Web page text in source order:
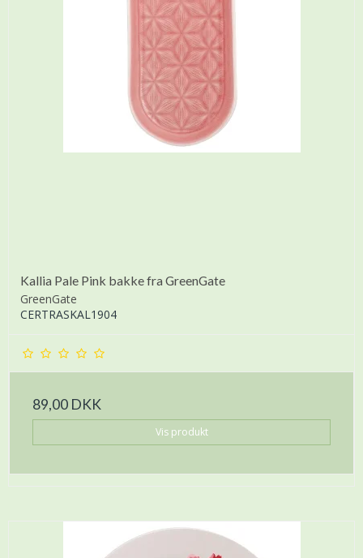
Kallia Pale Pink bakke fra GreenGate
GreenGate
CERTRASKAL1904
89,00 DKK
Vis produkt